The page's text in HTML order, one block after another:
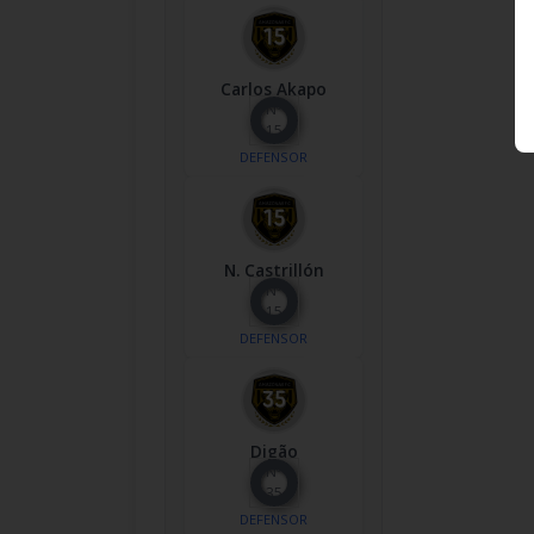
Carlos Akapo
Nº
15
DEFENSOR
N. Castrillón
Nº
15
DEFENSOR
Digão
Nº
35
DEFENSOR